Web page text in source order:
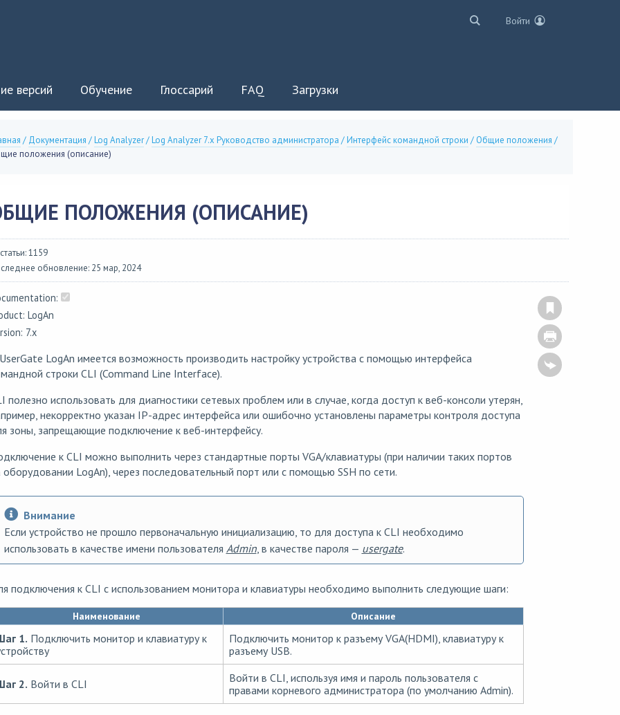
Войти
версий Обучение Глоссарий FAQ Загрузки
/ Документация /Log Analyzer/Log Analyzer 7.x Руководство администратора /Интерфейс командной строки / Общие положения /
положения (описание)
ПОЛОЖЕНИЯ (ОПИСАНИЕ)
1159
обновление: 25 мар, 2024
LogAn
7.x
LogAn имеется возможность производить настройку устройства с помощью интерфейса
строки CLI (Command Line Interface).
полезно использовать для диагностики сетевых проблем или в случае, когда доступ к веб-консоли утерян,
некорректно указан IP-адрес интерфейса или ошибочно установлены параметры контроля доступа
зоны, запрещающие подключение к веб-интерфейсу.
к CLI можно выполнить через стандартные порты VGA/клавиатуры (при наличии таких портов
оборудовании LogAn), через последовательный порт или с помощью SSH по сети.
Внимание
Если устройство не прошло первоначальную инициализацию, то для доступа к CLI необходимо
использовать в качестве имени пользователя Admin, в качестве пароля — usergate.
подключения к CLI с использованием монитора и клавиатуры необходимо выполнить следующие шаги:
Наименование Описание
1. Подключить монитор и клавиатуру к
Подключить монитор к разъему VGA(HDMI), клавиатуру к
разъему USB.
2. Войти в CLI
Войти в CLI, используя имя и пароль пользователя с
правами корневого администратора (по умолчанию Admin).